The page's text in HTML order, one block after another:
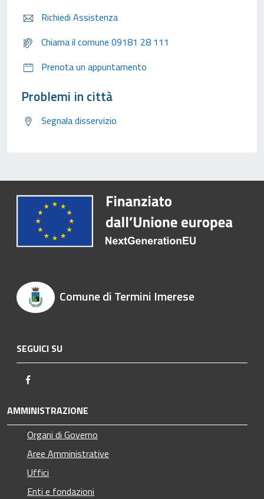
Richiedi Assistenza
Chiama il comune 09181 28 111
Prenota un appuntamento
Problemi in città
Segnala disservizio
Comune di Termini Imerese
SEGUICI SU
AMMINISTRAZIONE
Organi di Governo
Aree Amministrative
Uffici
Enti e fondazioni